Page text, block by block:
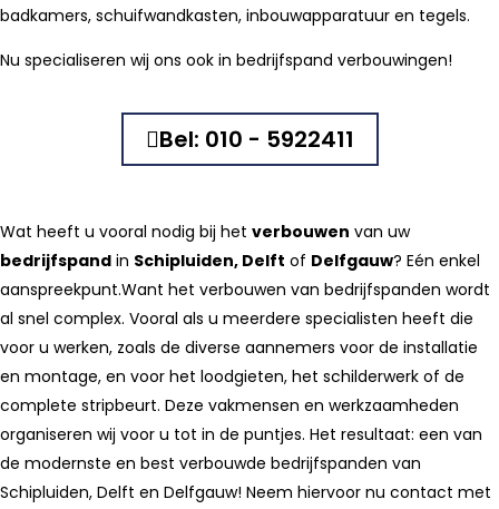
badkamers, schuifwandkasten, inbouwapparatuur en tegels.
Nu specialiseren wij ons ook in bedrijfspand verbouwingen!
Bel: 010 - 5922411
Wat heeft u vooral nodig bij het verbouwen van uw
bedrijfspand in Schipluiden, Delft of Delfgauw? Eén enkel
aanspreekpunt.Want het verbouwen van bedrijfspanden wordt
al snel complex. Vooral als u meerdere specialisten heeft die
voor u werken, zoals de diverse aannemers voor de installatie
en montage, en voor het loodgieten, het schilderwerk of de
complete stripbeurt. Deze vakmensen en werkzaamheden
organiseren wij voor u tot in de puntjes. Het resultaat: een van
de modernste en best verbouwde bedrijfspanden van
Schipluiden, Delft en Delfgauw! Neem hiervoor nu contact met